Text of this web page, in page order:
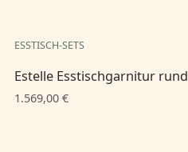
ESSTISCH-SETS
Estelle Esstischgarnitur rund
1.569,00 €